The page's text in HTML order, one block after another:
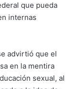
que pueda
internas
advirtió que el
en la mentira
sexual, al